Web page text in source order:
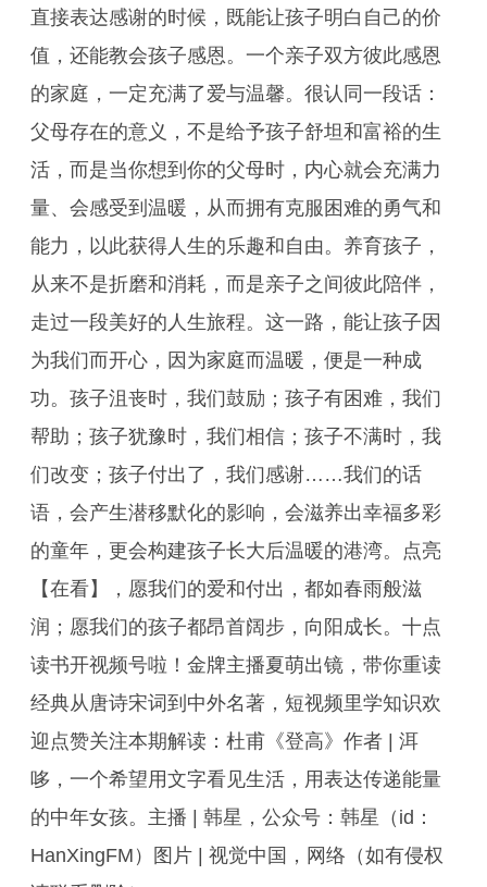
直接表达感谢的时候，既能让孩子明白自己的价
值，还能教会孩子感恩。一个亲子双方彼此感恩
的家庭，一定充满了爱与温馨。很认同一段话：
父母存在的意义，不是给予孩子舒坦和富裕的生
活，而是当你想到你的父母时，内心就会充满力
量、会感受到温暖，从而拥有克服困难的勇气和
能力，以此获得人生的乐趣和自由。养育孩子，
从来不是折磨和消耗，而是亲子之间彼此陪伴，
走过一段美好的人生旅程。这一路，能让孩子因
为我们而开心，因为家庭而温暖，便是一种成
功。孩子沮丧时，我们鼓励；孩子有困难，我们
帮助；孩子犹豫时，我们相信；孩子不满时，我
们改变；孩子付出了，我们感谢……我们的话
语，会产生潜移默化的影响，会滋养出幸福多彩
的童年，更会构建孩子长大后温暖的港湾。点亮
【在看】，愿我们的爱和付出，都如春雨般滋
润；愿我们的孩子都昂首阔步，向阳成长。十点
读书开视频号啦！金牌主播夏萌出镜，带你重读
经典从唐诗宋词到中外名著，短视频里学知识欢
迎点赞关注本期解读：杜甫《登高》作者 | 洱
哆，一个希望用文字看见生活，用表达传递能量
的中年女孩。主播 | 韩星，公众号：韩星（id：
HanXingFM）图片 | 视觉中国，网络（如有侵权